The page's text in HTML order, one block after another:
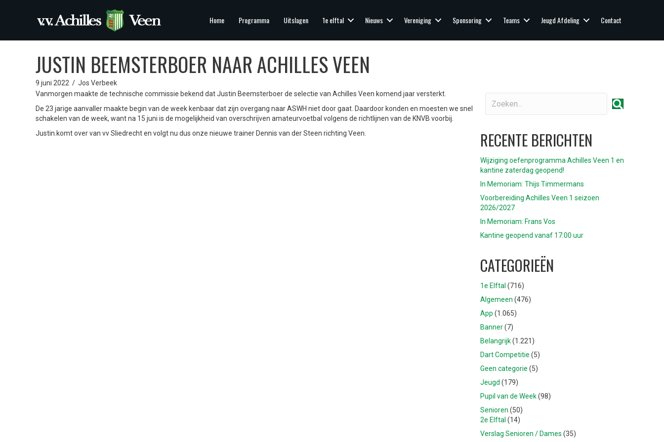
Home Programma Uitslagen 1e elftal Nieuws Vereniging Sponsoring Teams Jeugd Afdeling Contact
JUSTIN BEEMSTERBOER NAAR ACHILLES VEEN
9 juni 2022 / Jos Verbeek
Vanmorgen maakte de technische commissie bekend dat Justin Beemsterboer de selectie van Achilles Veen komend jaar versterkt.
De 23 jarige aanvaller maakte begin van de week kenbaar dat zijn overgang naar ASWH niet door gaat. Daardoor konden en moesten we snel
schakelen van de week, want na 15 juni is de mogelijkheid van overschrijven amateurvoetbal volgens de richtlijnen van de KNVB voorbij.
Justin.komt over van vv Sliedrecht en volgt nu dus onze nieuwe trainer Dennis van der Steen richting Veen.
RECENTE BERICHTEN
Wijziging oefenprogramma Achilles Veen 1 en
kantine zaterdag geopend!
In Memoriam: Thijs Timmermans
Voorbereiding Achilles Veen 1 seizoen
2026/2027
In Memoriam: Frans Vos
Kantine geopend vanaf 17:00 uur
CATEGORIEËN
1e Elftal (716)
Algemeen (476)
App (1.065)
Banner(7)
Belangrijk(1.221)
Dart Competitie (5)
Geen categorie (5)
Jeugd (179)
Pupil van de Week(98)
Senioren (50)
2e Elftal (14)
Verslag Senioren / Dames (35)